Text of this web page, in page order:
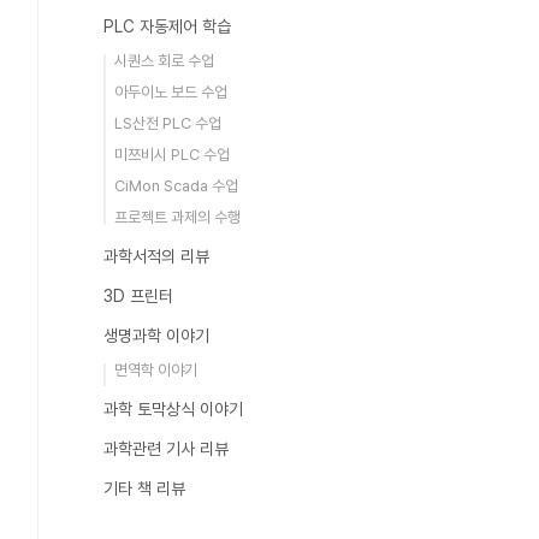
PLC 자동제어 학습
시퀀스 회로 수업
아두이노 보드 수업
LS산전 PLC 수업
미쯔비시 PLC 수업
CiMon Scada 수업
프로젝트 과제의 수행
과학서적의 리뷰
3D 프린터
생명과학 이야기
면역학 이야기
과학 토막상식 이야기
과학관련 기사 리뷰
기타 책 리뷰